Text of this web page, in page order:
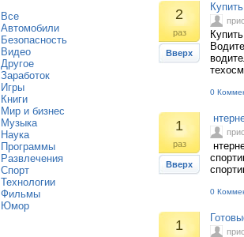
Все
Автомобили
Безопасность
Видео
Другое
Заработок
Игры
Книги
Мир и бизнес
Музыка
Наука
Программы
Развлечения
Спорт
Технологии
Фильмы
Юмор
2
раз
Вверх
0
1
раз
Вверх
0
1